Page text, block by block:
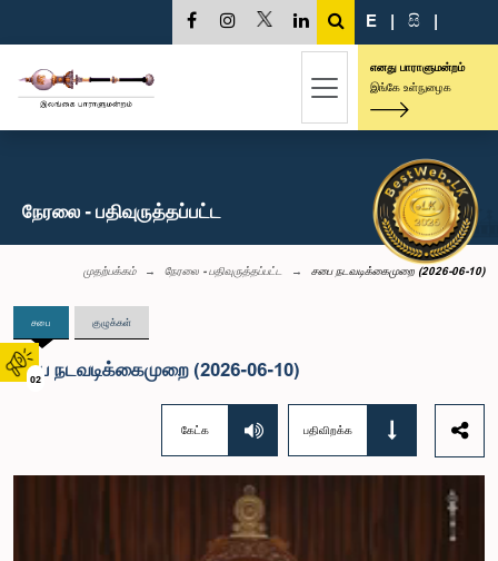
02
E | සි |
எனது பாராளுமன்றம்
இங்கே உள்நுழைக
நேரலை - பதிவுருத்தப்பட்ட
முதற்பக்கம் நேரலை - பதிவுருத்தப்பட்ட சபை நடவடிக்கைமுறை (2026-06-10)
சபை குழுக்கள்
சபை நடவடிக்கைமுறை (2026-06-10)
கேட்க பதிவிறக்க